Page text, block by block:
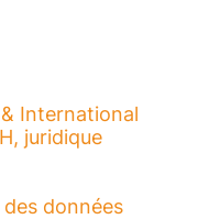
International
juridique
données